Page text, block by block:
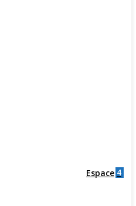
Espace 4